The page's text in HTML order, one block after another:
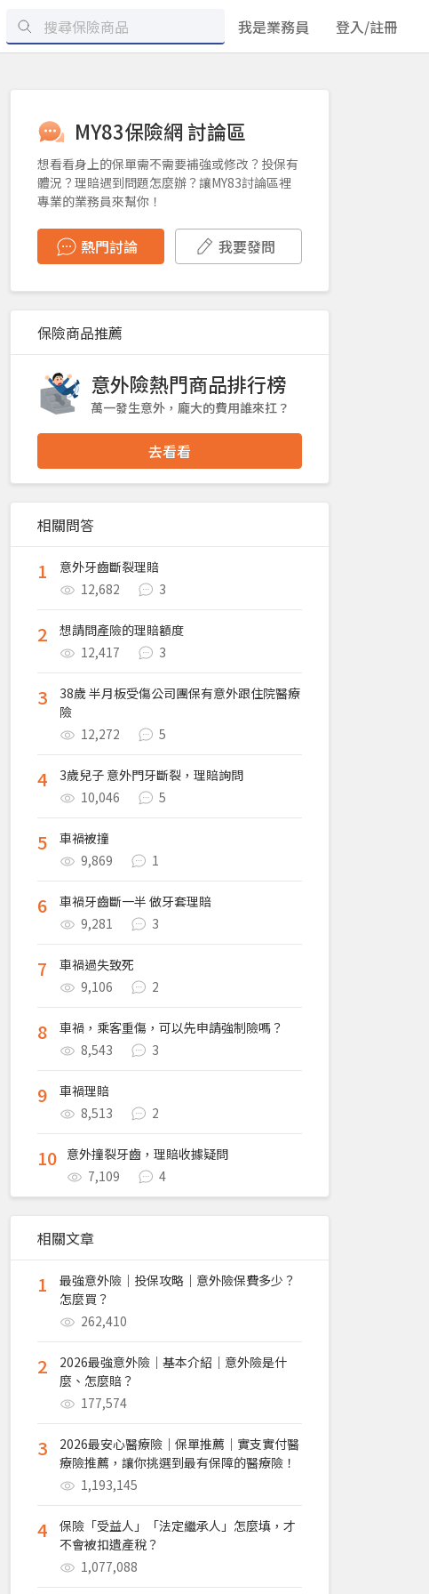
我是業務員 登入/註冊
MY83保險網 討論區
想看看身上的保單需不需要補強或修改？投保有
體況？理賠遇到問題怎麼辦？讓MY83討論區裡
專業的業務員來幫你！
熱門討論 我要發問
保險商品推薦
意外險熱門商品排行榜
萬一發生意外，龐大的費用誰來扛？
去看看
相關問答
1
意外牙齒斷裂理賠
12,682
3
2
想請問產險的理賠額度
12,417
3
3
38歲 半月板受傷公司團保有意外跟住院醫療
險
12,272
5
4
3歲兒子 意外門牙斷裂，理賠詢問
10,046
5
5
車禍被撞
9,869
1
6
車禍牙齒斷一半 做牙套理賠
9,281
3
7
車禍過失致死
9,106
2
8
車禍，乘客重傷，可以先申請強制險嗎？
8,543
3
9
車禍理賠
8,513
2
10 意外撞裂牙齒，理賠收據疑問
7,109
4
相關文章
1
最強意外險｜投保攻略｜意外險保費多少？
怎麼買？
262,410
2
2026最強意外險｜基本介紹｜意外險是什
麼、怎麼賠？
177,574
3
2026最安心醫療險｜保單推薦｜實支實付醫
療險推薦，讓你挑選到最有保障的醫療險！
1,193,145
4
保險「受益人」「法定繼承人」怎麼填，才
不會被扣遺產稅？
1,077,088